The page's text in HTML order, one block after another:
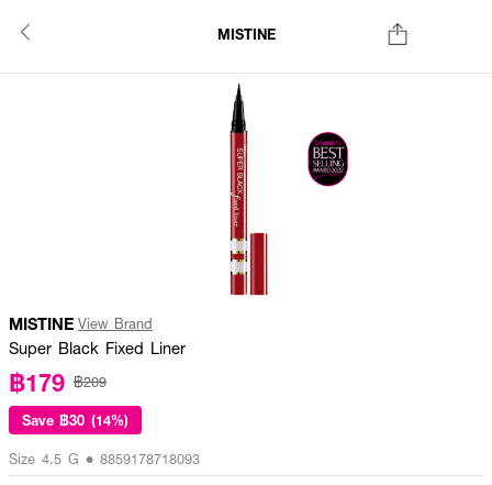
MISTINE
MISTINE View Brand
Super Black Fixed Liner
฿179 ฿209
Save ฿30 (14%)
Size 4.5 G • 8859178718093